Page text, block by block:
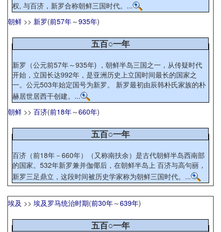
权, 与百济，新罗合称朝鲜三国时代。...
朝鲜 >> 新罗(前57年～935年)
五百○一年
新罗（公元前57年～935年) ，朝鲜半岛三国之一，从传疑时代
开始，立国长达992年，是亚洲历史上立国时间最长的国家之
一。公元503年始定国号为新罗。 新罗最初由辰韩朴氏家族的朴
赫居世居西干创建。...
朝鲜 >> 百济(前18年～660年)
五百○一年
百济（前18年－660年）（又称南扶余）是古代朝鲜半岛西南部
的国家。532年新罗兼并伽倻后，在朝鲜半岛上 百济与高句丽，
新罗三足鼎立，这段时间被历史学家称为朝鲜三国时代。...
埃及 >> 埃及罗马统治时期(前30年～639年)
五百○一年